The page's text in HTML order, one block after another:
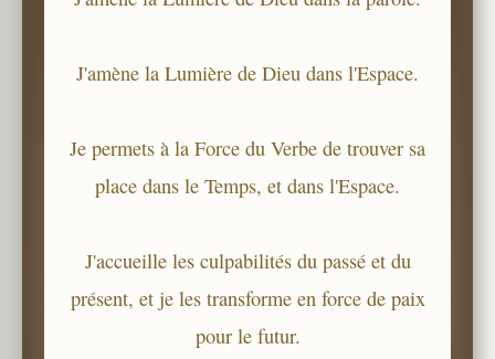
J'amène la Lumière de Dieu dans l'Espace.
Je permets à la Force du Verbe de trouver sa
place dans le Temps, et dans l'Espace.
J'accueille les culpabilités du passé et du
présent, et je les transforme en force de paix
pour le futur.